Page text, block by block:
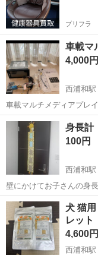
プリフラ
車載マ
4,000円
西浦和駅
車載マルチメディアプレ
しました。特に目立つ傷
カーオーディオ
埼玉 さいたま市
身長計
100円
西浦和駅
壁にかけてお子さんの身
プになっていて動かせま
を無くしてしまったので
ば、普通に使えると思い
埼玉 さいたま市
犬 猫
レッ
4,600円
西浦和駅